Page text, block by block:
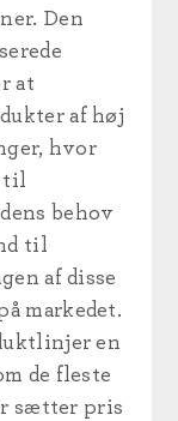
Den
at
af høj
hvor
til
behov
til
af disse
markedet.
en
de fleste
sætter pris